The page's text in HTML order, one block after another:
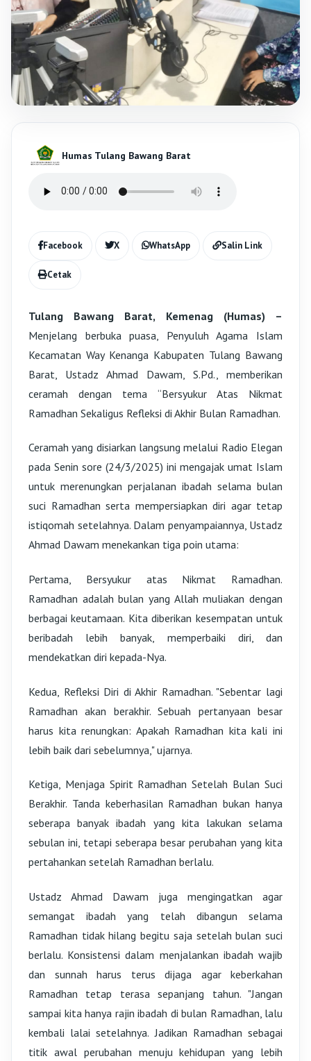
Humas Tulang Bawang Barat
Facebook X WhatsApp Salin Link
Cetak
Tulang Bawang Barat, Kemenag (Humas) –
Menjelang berbuka puasa, Penyuluh Agama Islam
Kecamatan Way Kenanga Kabupaten Tulang Bawang
Barat, Ustadz Ahmad Dawam, S.Pd., memberikan
ceramah dengan tema “Bersyukur Atas Nikmat
Ramadhan Sekaligus Refleksi di Akhir Bulan Ramadhan.
Ceramah yang disiarkan langsung melalui Radio Elegan
pada Senin sore (24/3/2025) ini mengajak umat Islam
untuk merenungkan perjalanan ibadah selama bulan
suci Ramadhan serta mempersiapkan diri agar tetap
istiqomah setelahnya. Dalam penyampaiannya, Ustadz
Ahmad Dawam menekankan tiga poin utama:
Pertama, Bersyukur atas Nikmat Ramadhan.
Ramadhan adalah bulan yang Allah muliakan dengan
berbagai keutamaan. Kita diberikan kesempatan untuk
beribadah lebih banyak, memperbaiki diri, dan
mendekatkan diri kepada-Nya.
Kedua, Refleksi Diri di Akhir Ramadhan. "Sebentar lagi
Ramadhan akan berakhir. Sebuah pertanyaan besar
harus kita renungkan: Apakah Ramadhan kita kali ini
lebih baik dari sebelumnya," ujarnya.
Ketiga, Menjaga Spirit Ramadhan Setelah Bulan Suci
Berakhir. Tanda keberhasilan Ramadhan bukan hanya
seberapa banyak ibadah yang kita lakukan selama
sebulan ini, tetapi seberapa besar perubahan yang kita
pertahankan setelah Ramadhan berlalu.
Ustadz Ahmad Dawam juga mengingatkan agar
semangat ibadah yang telah dibangun selama
Ramadhan tidak hilang begitu saja setelah bulan suci
berlalu. Konsistensi dalam menjalankan ibadah wajib
dan sunnah harus terus dijaga agar keberkahan
Ramadhan tetap terasa sepanjang tahun. "Jangan
sampai kita hanya rajin ibadah di bulan Ramadhan, lalu
kembali lalai setelahnya. Jadikan Ramadhan sebagai
titik awal perubahan menuju kehidupan yang lebih